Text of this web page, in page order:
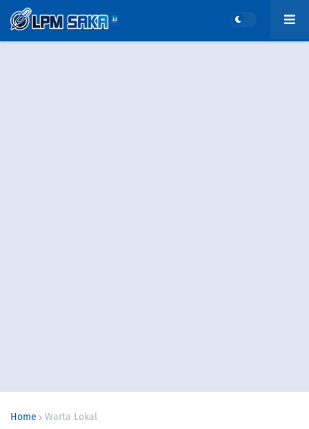
Home Warta Lokal